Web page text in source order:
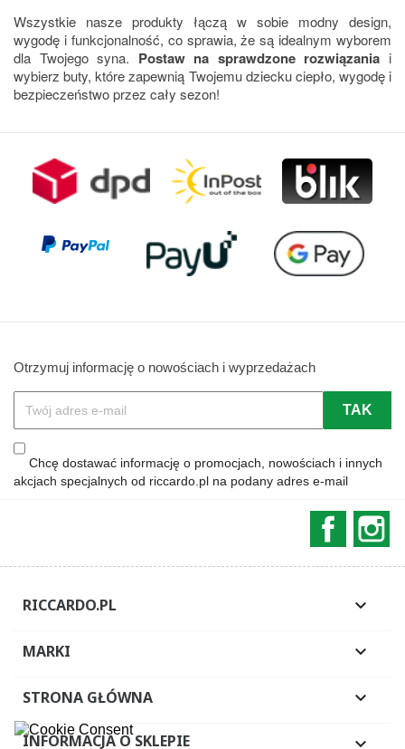
Wszystkie nasze produkty łączą w sobie modny design,
wygodę i funkcjonalność, co sprawia, że są idealnym wyborem
dla Twojego syna. Postaw na sprawdzone rozwiązania i
wybierz buty, które zapewnią Twojemu dziecku ciepło, wygodę i
bezpieczeństwo przez cały sezon!
Otrzymuj informację o nowościach i wyprzedażach
Chcę dostawać informację o promocjach, nowościach i innych
akcjach specjalnych od riccardo.pl na podany adres e-mail
RICCARDO.PL 
MARKI 
STRONA GŁÓWNA 
INFORMACJA O SKLEPIE 